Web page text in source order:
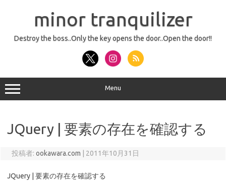
minor tranquilizer
Destroy the boss..Only the key opens the door..Open the door!!
Menu
JQuery | 要素の存在を確認する
投稿者: ookawara.com 2011年10月31日
JQuery | 要素の存在を確認する